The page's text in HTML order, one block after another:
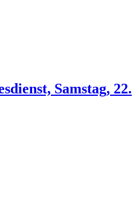
Samstag, 22.